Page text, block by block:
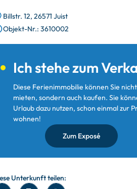
Billstr. 12, 26571 Juist
Objekt-Nr.: 3610002
Ich stehe zum
Diese Ferienimmobilie können Sie
mieten, sondern auch kaufen. Sie
Urlaub dazu nutzen, schon einmal zur
wohnen!
Zum Exposé
Unterkunft teilen: